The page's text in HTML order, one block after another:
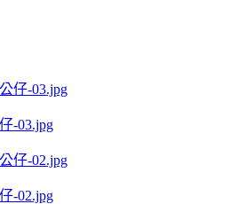
-03.jpg
-02.jpg